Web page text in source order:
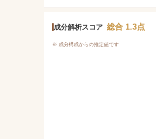
成分解析スコア 総合 1.3点
※ 成分構成からの推定値です